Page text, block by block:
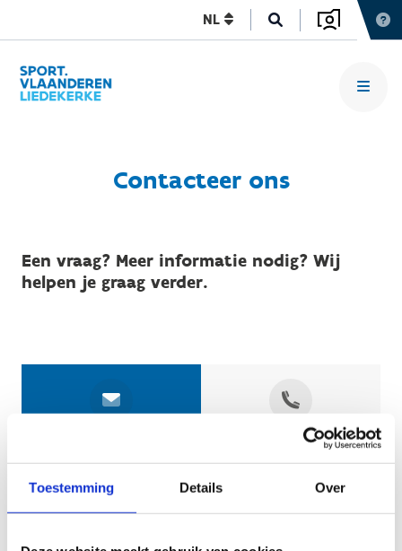
Toestemming Details Over
NL
Contacteer ons
Een vraag? Meer informatie nodig? Wij
helpen je graag verder.